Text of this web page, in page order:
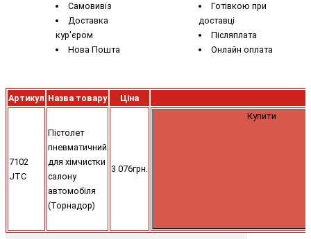
Самовивіз
Доставка
кур'єром
Нова Пошта
Готівкою при
доставці
Післяплата
Онлайн оплата
Артикул Назва товару Ціна
7102
JTC
Пістолет
пневматичний
для хімчистки
салону
автомобіля
(Торнадор)
3 076грн.
Купити